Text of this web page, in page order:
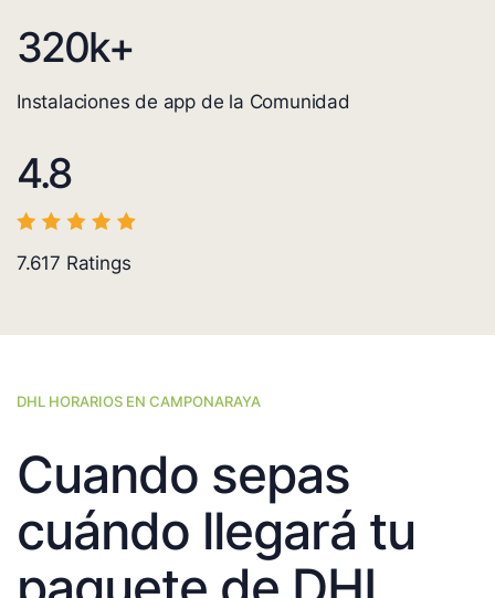
320k+
Instalaciones de app de la Comunidad
4.8
7.617 Ratings
DHL HORARIOS EN CAMPONARAYA
Cuando sepas
cuándo llegará tu